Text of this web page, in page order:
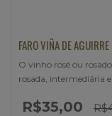
FARO VIÑA DE
O vinho rosé ou
rosada, intermediária
R$35,00